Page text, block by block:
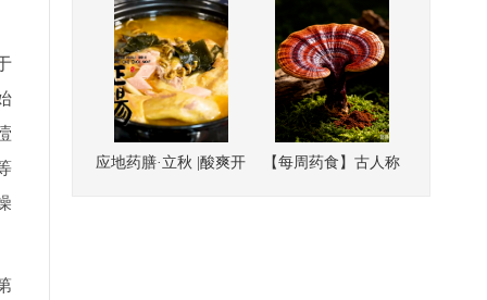
应地药膳·立秋 |酸爽开
【每周药食】古人称